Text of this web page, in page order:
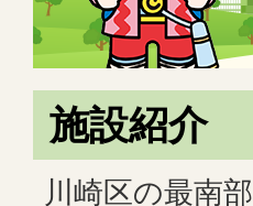
施設紹介
川崎区の最南